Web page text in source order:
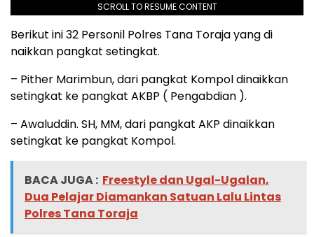
SCROLL TO RESUME CONTENT
Berikut ini 32 Personil Polres Tana Toraja yang di
naikkan pangkat setingkat.
– Pither Marimbun, dari pangkat Kompol dinaikkan
setingkat ke pangkat AKBP ( Pengabdian ).
– Awaluddin. SH, MM, dari pangkat AKP dinaikkan
setingkat ke pangkat Kompol.
BACA JUGA : Freestyle dan Ugal-Ugalan,
Dua Pelajar Diamankan Satuan Lalu Lintas
Polres Tana Toraja